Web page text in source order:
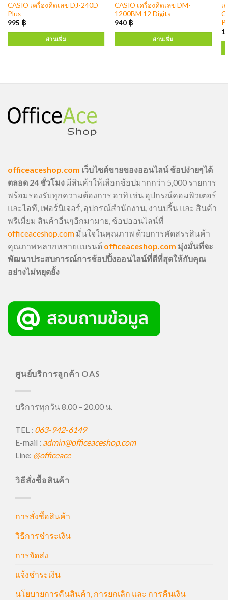
CASIO เครื่องคิดเลข DJ-240D
Plus
995 ฿
อ่านเพิ่ม
CASIO เครื่องคิดเลข DM-
1200BM 12 Digits
940 ฿
อ่านเพิ่ม
เ
officeaceshop.com เว็บไซต์ขายของออนไลน์ ช้อปง่ายๆได้
ตลอด 24 ชั่วโมง มีสินค้าให้เลือกช้อปมากกว่า 5,000 รายการ
พร้อมรองรับทุกความต้องการ อาทิ เช่น อุปกรณ์คอมพิวเตอร์
และไอที, เฟอร์นิเจอร์, อุปกรณ์สำนักงาน, งานปริ้น และ สินค้า
พรีเมี่ยม สินค้าอื่นๆอีกมามาย, ช้อปออนไลน์ที่
officeaceshop.com มั่นใจในคุณภาพ ด้วยการคัดสรรสินค้า
คุณภาพหลากหลายแบรนด์ officeaceshop.com มุ่งมั่นที่จะ
พัฒนาประสบการณ์การช้อปปิ้งออนไลน์ที่ดีที่สุดให้กับคุณ
อย่างไม่หยุดยั้ง
ศูนย์บริการลูกค้า OAS
บริการทุกวัน 8.00 – 20.00 น.
TEL : 063-942-6149
E-mail : admin@officeaceshop.com
Line: @officeace
วิธีสั่งซื้อสินค้า
การสั่งซื้อสินค้า
วิธีการชำระเงิน
การจัดส่ง
แจ้งชำระเงิน
นโยบายการคืนสินค้า, การยกเลิก และ การคืนเงิน